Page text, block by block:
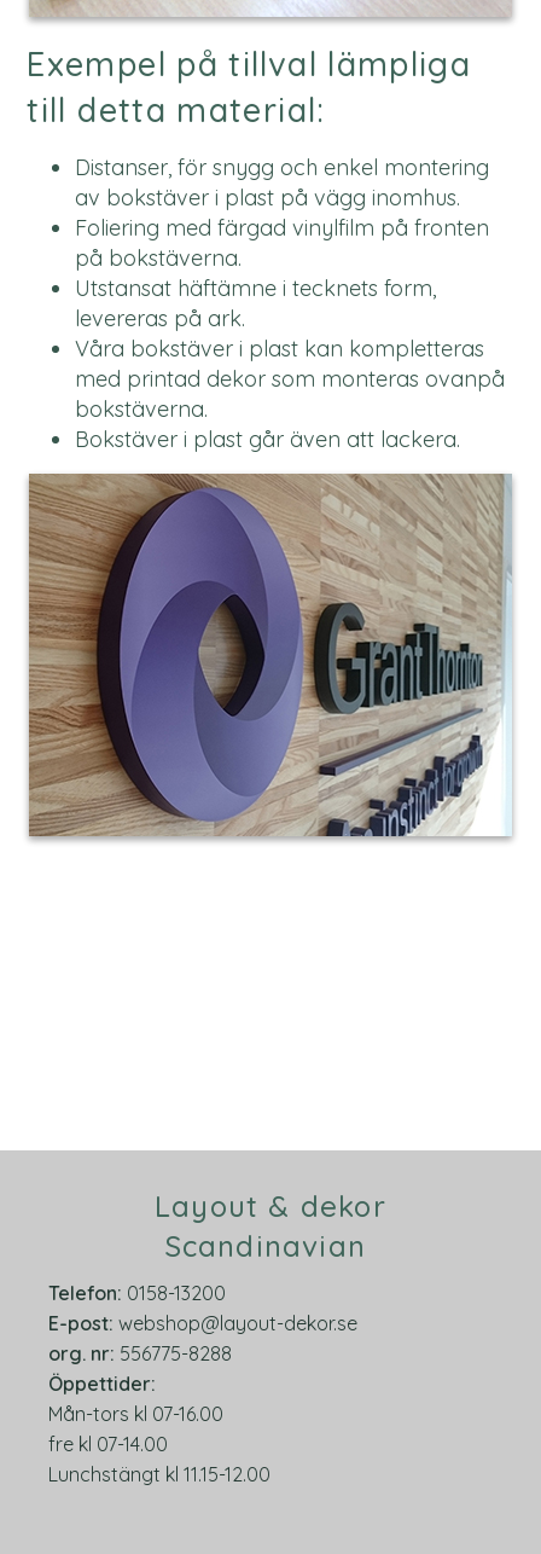
Exempel på tillval lämpliga
till detta material:
Distanser, för snygg och enkel montering
av bokstäver i plast på vägg inomhus.
Foliering med färgad vinylfilm på fronten
på bokstäverna.
Utstansat häftämne i tecknets form,
levereras på ark.
Våra bokstäver i plast kan kompletteras
med printad dekor som monteras ovanpå
bokstäverna.
Bokstäver i plast går även att lackera.
Layout & dekor
Scandinavian
Telefon: 0158-13200
E-post: webshop@layout-dekor.se
org. nr: 556775-8288
Öppettider:
Mån-tors kl 07-16.00
fre kl 07-14.00
Lunchstängt kl 11.15-12.00